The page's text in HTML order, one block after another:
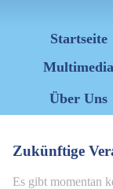
Startseite
Multimedia
Über Uns
Zukünftige
Es gibt momentan